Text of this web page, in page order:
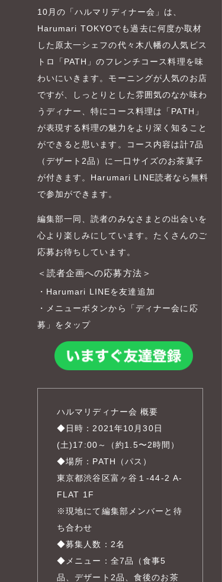
10月の「ハルマリディナー会」は、
Harumari TOKYOでも過去に何度か取材
した原太一シェフの代々木八幡の人気ビス
トロ「PATH」のフレンチコース料理を味
わいにいきます。モーニングが人気のお店
ですが、しっとりとした雰囲気のなか味わ
うディナー、特にコース料理は「PATH」
が表現する料理の魅力をより深く知ること
ができると思います。コース内容は計7品
（デザート2品）に一口サイズのお茶菓子
が付きます。Harumari LINE読者なら無料
で参加ができます。
編集部一同、読者のみなさまとの出会いを
心より楽しみにしています。たくさんのご
応募お待ちしています。
＜読者企画への応募方法＞
・Harumari LINEを友達追加
・メニューボタンから「ディナー会に応
募」をタップ
ハルマリディナー会 概要
◆日時：2021年10月30日
(土)17:00～（約1.5〜2時間）
◆場所：PATH（パス）
東京都渋谷区富ヶ谷１-44-2 A-
FLAT 1F
※現地にて編集部メンバーと待
ち合わせ
◆募集人数：2名
◆メニュー：全7品（食事5
品、デザート2品、食後のお茶